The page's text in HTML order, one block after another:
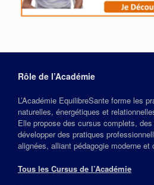
Rôle de l’Académie
L’Académie EquilibreSante forme les
naturelles, énergétiques et
Elle propose des cursus complets,
développer des pratiques
alignées, alliant pédagogie moderne et
Tous les Cursus de l’Académie